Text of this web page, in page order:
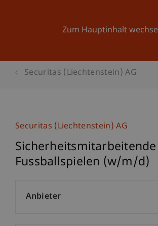
Zum Hauptinhalt
Securitas (Liechtenstein) AG
Securitas (Liechtenstein) AG
Fussballspielen (w/m/d)
Anbieter